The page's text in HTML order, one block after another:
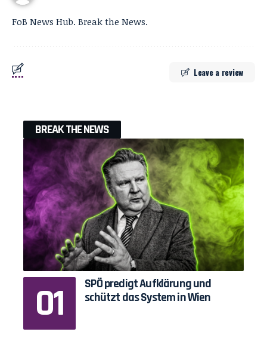
FoB News Hub. Break the News.
Leave a review
BREAK THE NEWS
SPÖ predigt Aufklärung und
schützt das System in Wien